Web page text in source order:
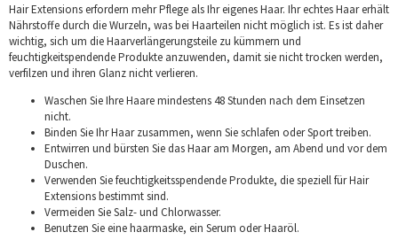
Hair Extensions erfordern mehr Pflege als Ihr eigenes Haar. Ihr echtes Haar erhält
Nährstoffe durch die Wurzeln, was bei Haarteilen nicht möglich ist. Es ist daher
wichtig, sich um die Haarverlängerungsteile zu kümmern und
feuchtigkeitspendende Produkte anzuwenden, damit sie nicht trocken werden,
verfilzen und ihren Glanz nicht verlieren.
Waschen Sie Ihre Haare mindestens 48 Stunden nach dem Einsetzen
nicht.
Binden Sie Ihr Haar zusammen, wenn Sie schlafen oder Sport treiben.
Entwirren und bürsten Sie das Haar am Morgen, am Abend und vor dem
Duschen.
Verwenden Sie feuchtigkeitsspendende Produkte, die speziell für Hair
Extensions bestimmt sind.
Vermeiden Sie Salz- und Chlorwasser.
Benutzen Sie eine haarmaske, ein Serum oder Haaröl.